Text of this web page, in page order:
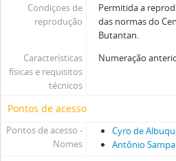
Condiçoes de
reprodução
Permitida a
das normas do
Butantan.
Características
físicas e requisitos
técnicos
Numeração
Pontos de acesso
Pontos de acesso -
Nomes
Cyro de
Antônio